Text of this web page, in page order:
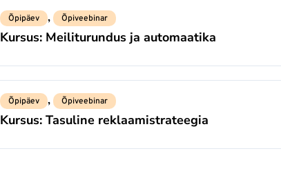
Õpipäev , Õpiveebinar
Kursus: Meiliturundus ja automaatika
Õpipäev , Õpiveebinar
Kursus: Tasuline reklaamistrateegia